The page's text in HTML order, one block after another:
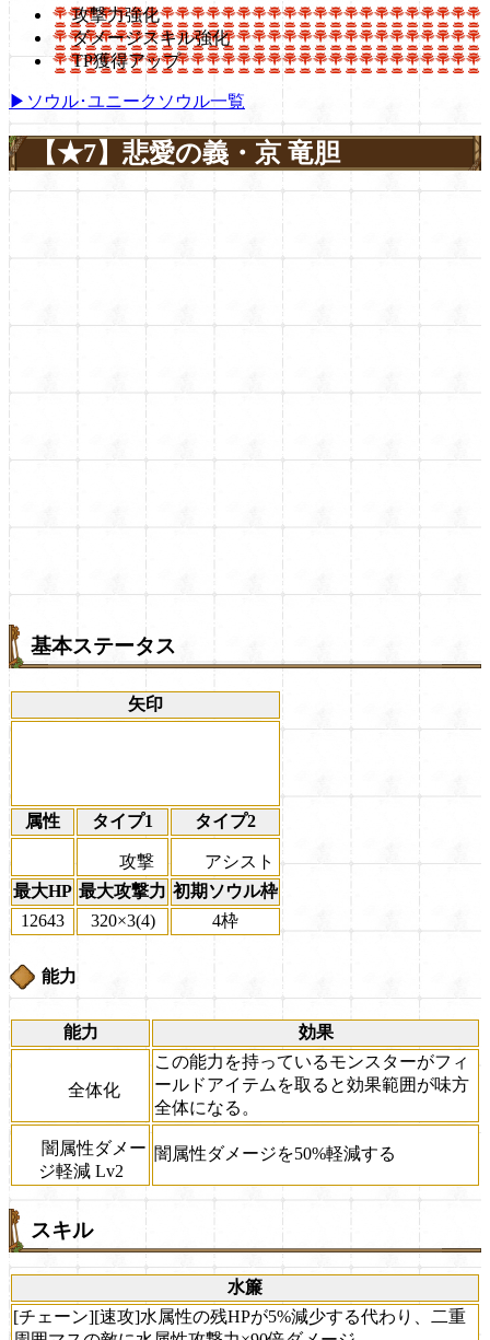
攻撃力強化
ダメージスキル強化
TP獲得アップ
▶ソウル･ユニークソウル一覧
【★7】悲愛の義・京 竜胆
基本ステータス
矢印
属性 タイプ1 タイプ2
攻撃
アシスト
最大HP 最大攻撃力 初期ソウル枠
12643
320×3(4) 4枠
能力
能力 効果
全体化
この能力を持っているモンスターがフィ
ールドアイテムを取ると効果範囲が味方
全体になる。
闇属性ダメー
ジ軽減 Lv2
闇属性ダメージを50%軽減する
スキル
水簾
[チェーン][速攻]水属性の残HPが5%減少する代わり、二重